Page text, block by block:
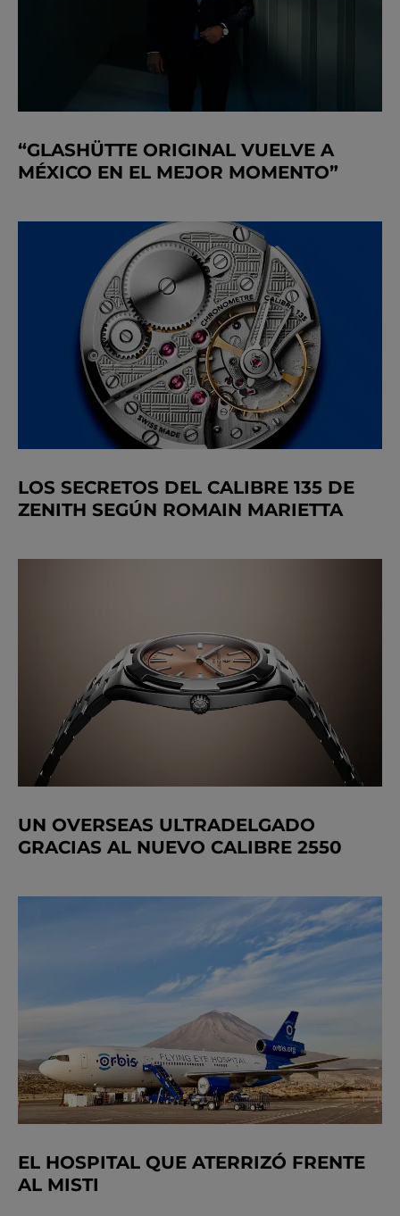
“GLASHÜTTE ORIGINAL VUELVE A
MÉXICO EN EL MEJOR MOMENTO”
LOS SECRETOS DEL CALIBRE 135 DE
ZENITH SEGÚN ROMAIN MARIETTA
UN OVERSEAS ULTRADELGADO
GRACIAS AL NUEVO CALIBRE 2550
EL HOSPITAL QUE ATERRIZÓ FRENTE
AL MISTI